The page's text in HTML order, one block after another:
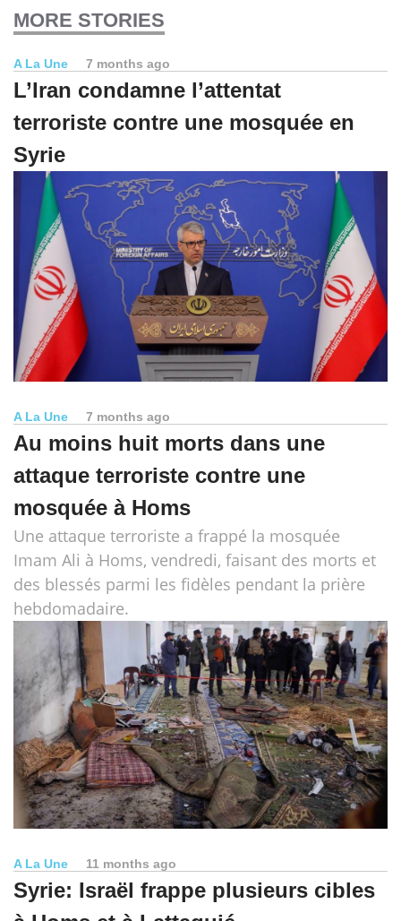
MORE STORIES
A La Une 7 months ago
L’Iran condamne l’attentat
terroriste contre une mosquée en
Syrie
A La Une 7 months ago
Au moins huit morts dans une
attaque terroriste contre une
mosquée à Homs
Une attaque terroriste a frappé la mosquée
Imam Ali à Homs, vendredi, faisant des morts et
des blessés parmi les fidèles pendant la prière
hebdomadaire.
A La Une 11 months ago
Syrie: Israël frappe plusieurs cibles